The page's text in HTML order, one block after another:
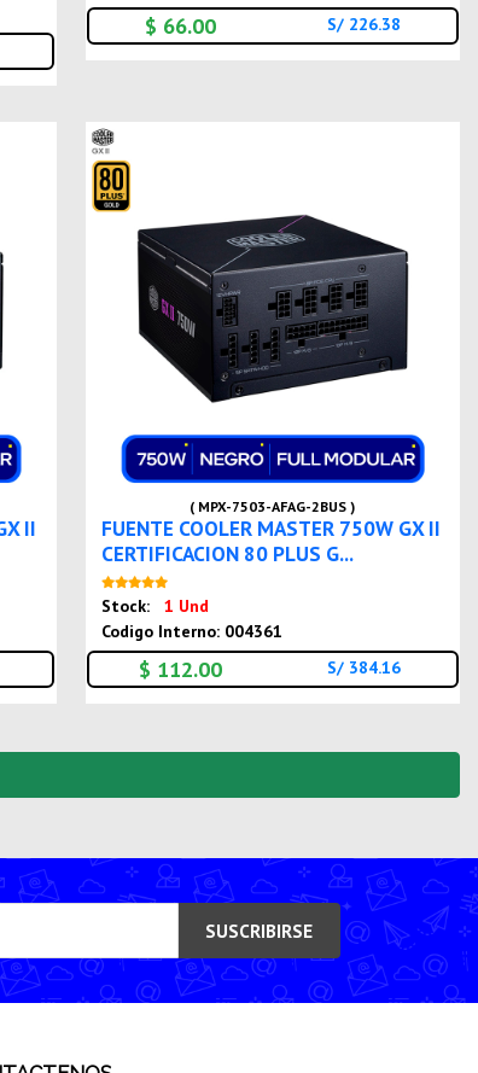
$ 66.00 S/ 226.38
II
( MPX-7503-AFAG-2BUS )
FUENTE COOLER MASTER 750W GX II
CERTIFICACION 80 PLUS G...
Stock:
1 Und
Codigo Interno: 004361
$ 112.00 S/ 384.16
SUSCRIBIRSE